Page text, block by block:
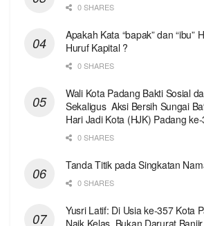
0 SHARES
Apakah Kata “bapak” dan “ibu”
Huruf Kapital ?
0 SHARES
Wali Kota Padang Bakti Sosial
Sekaligus Aksi Bersih Sungai
Hari Jadi Kota (HJK) Padang
0 SHARES
Tanda Titik pada Singkatan
0 SHARES
Yusri Latif: Di Usia ke-357 Kota
Naik Kelas, Bukan Darurat Banjir